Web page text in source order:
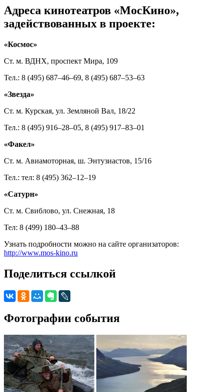
Адреса кинотеатров «МосКино»,
задействованных в проекте:
«Космос»
Ст. м. ВДНХ, проспект Мира, 109
Тел.: 8 (495) 687–46–69, 8 (495) 687–53–63
«Звезда»
Ст. м. Курская, ул. Земляной Вал, 18/22
Тел.: 8 (495) 916–28–05, 8 (495) 917–83–01
«Факел»
Ст. м. Авиамоторная, ш. Энтузиастов, 15/16
Тел.: тел: 8 (495) 362–12–19
«Сатурн»
Ст. м. Свиблово, ул. Снежная, 18
Тел: 8 (499) 180–43–88
Узнать подробности можно на сайте организаторов:
http://www.mos-kino.ru
Поделиться ссылкой
Фотографии события